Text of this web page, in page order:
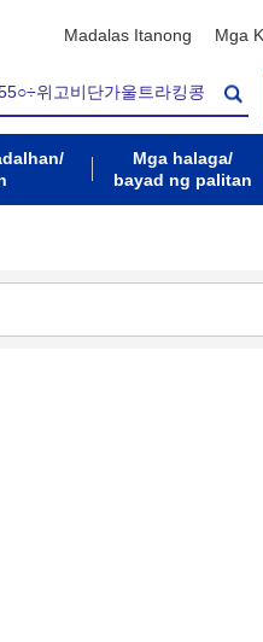
Madalas Itanong Mga
Mga halaga/
bayad ng palitan